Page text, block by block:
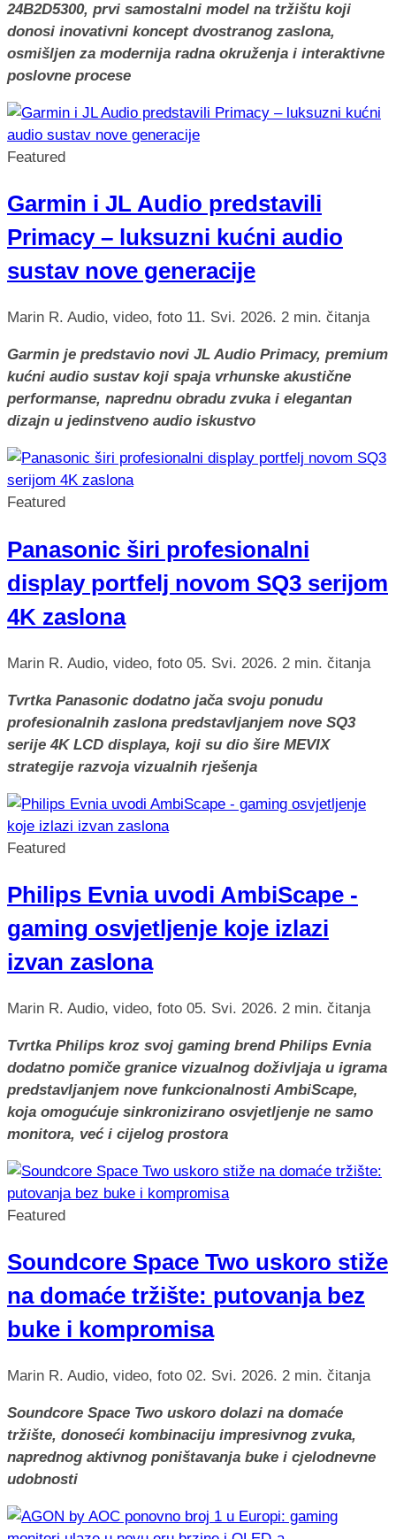
24B2D5300, prvi samostalni model na tržištu koji
donosi inovativni koncept dvostranog zaslona,
osmišljen za modernija radna okruženja i interaktivne
poslovne procese
Featured
Garmin i JL Audio predstavili
Primacy – luksuzni kućni audio
sustav nove generacije
Marin R. Audio, video, foto 11. Svi. 2026. 2 min. čitanja
Garmin je predstavio novi JL Audio Primacy, premium
kućni audio sustav koji spaja vrhunske akustične
performanse, naprednu obradu zvuka i elegantan
dizajn u jedinstveno audio iskustvo
Featured
Panasonic širi profesionalni
display portfelj novom SQ3 serijom
4K zaslona
Marin R. Audio, video, foto 05. Svi. 2026. 2 min. čitanja
Tvrtka Panasonic dodatno jača svoju ponudu
profesionalnih zaslona predstavljanjem nove SQ3
serije 4K LCD displaya, koji su dio šire MEVIX
strategije razvoja vizualnih rješenja
Featured
Philips Evnia uvodi AmbiScape -
gaming osvjetljenje koje izlazi
izvan zaslona
Marin R. Audio, video, foto 05. Svi. 2026. 2 min. čitanja
Tvrtka Philips kroz svoj gaming brend Philips Evnia
dodatno pomiče granice vizualnog doživljaja u igrama
predstavljanjem nove funkcionalnosti AmbiScape,
koja omogućuje sinkronizirano osvjetljenje ne samo
monitora, već i cijelog prostora
Featured
Soundcore Space Two uskoro stiže
na domaće tržište: putovanja bez
buke i kompromisa
Marin R. Audio, video, foto 02. Svi. 2026. 2 min. čitanja
Soundcore Space Two uskoro dolazi na domaće
tržište, donoseći kombinaciju impresivnog zvuka,
naprednog aktivnog poništavanja buke i cjelodnevne
udobnosti